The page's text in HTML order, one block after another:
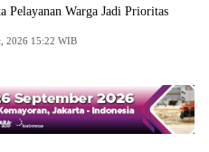
Pelayanan Warga Jadi Prioritas
2026 15:22 WIB